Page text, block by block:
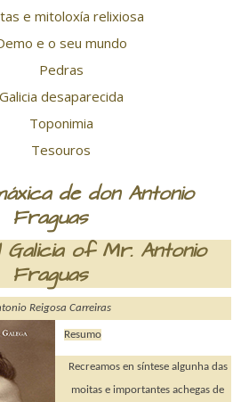
e mitoloxía relixiosa
e o seu mundo
Pedras
Galicia desaparecida
Toponimia
Tesouros
de don Antonio
Fraguas
Galicia of Mr. Antonio
Fraguas
Reigosa Carreiras
Resumo
Recreamos en síntese algunha das
moitas e importantes achegas de